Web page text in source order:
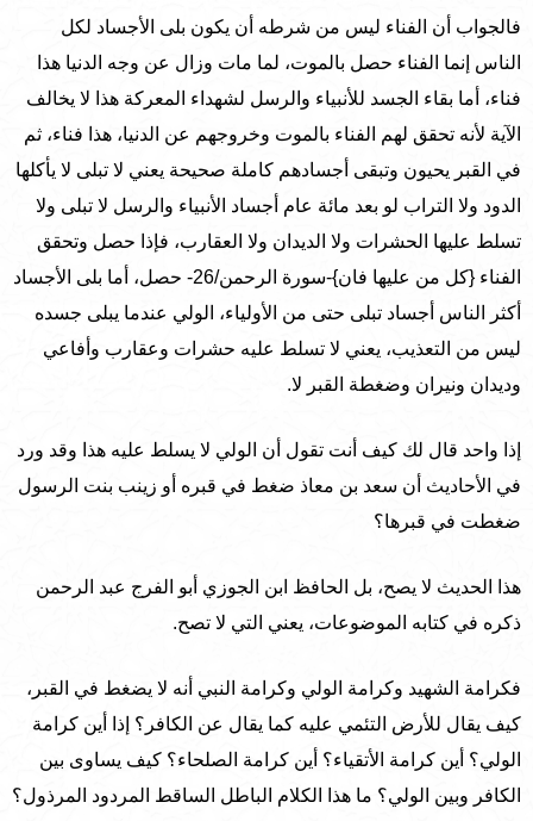
فالجواب أن الفناء ليس من شرطه أن يكون بلى الأجساد لكل
الناس إنما الفناء حصل بالموت، لما مات وزال عن وجه الدنيا هذا
فناء، أما بقاء الجسد للأنبياء والرسل لشهداء المعركة هذا لا يخالف
الآية لأنه تحقق لهم الفناء بالموت وخروجهم عن الدنيا، هذا فناء، ثم
في القبر يحيون وتبقى أجسادهم كاملة صحيحة يعني لا تبلى لا يأكلها
الدود ولا التراب لو بعد مائة عام أجساد الأنبياء والرسل لا تبلى ولا
تسلط عليها الحشرات ولا الديدان ولا العقارب، فإذا حصل وتحقق
الفناء {كل من عليها فان}-سورة الرحمن/26- حصل، أما بلى الأجساد
أكثر الناس أجساد تبلى حتى من الأولياء، الولي عندما يبلى جسده
ليس من التعذيب، يعني لا تسلط عليه حشرات وعقارب وأفاعي
وديدان ونيران وضغطة القبر لا.
إذا واحد قال لك كيف أنت تقول أن الولي لا يسلط عليه هذا وقد ورد
في الأحاديث أن سعد بن معاذ ضغط في قبره أو زينب بنت الرسول
ضغطت في قبرها؟
هذا الحديث لا يصح، بل الحافظ ابن الجوزي أبو الفرج عبد الرحمن
ذكره في كتابه الموضوعات، يعني التي لا تصح.
فكرامة الشهيد وكرامة الولي وكرامة النبي أنه لا يضغط في القبر،
كيف يقال للأرض التئمي عليه كما يقال عن الكافر؟ إذا أين كرامة
الولي؟ أين كرامة الأتقياء؟ أين كرامة الصلحاء؟ كيف يساوى بين
الكافر وبين الولي؟ ما هذا الكلام الباطل الساقط المردود المرذول؟